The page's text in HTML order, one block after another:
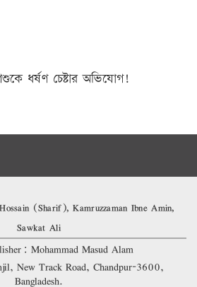
ধর্ষণ চেষ্টার অভিযোগ!
(Sharif), Kamruzzaman Ibne Amin,
Sawkat Ali
Mohammad Masud Alam
New Track Road, Chandpur-3600,
Bangladesh.